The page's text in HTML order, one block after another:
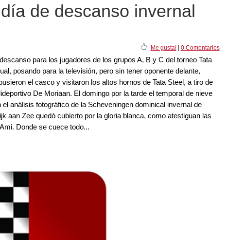
de descanso invernal
Me gusta!| 0 Comentarios
para los jugadores de los grupos A, B y C del torneo Tata
posando para la televisión, pero sin tener oponente delante,
el casco y visitaron los altos hornos de Tata Steel, a tiro de
De Moriaan. El domingo por la tarde el temporal de nieve
análisis fotográfico de la Scheveningen dominical invernal de
aan Zee quedó cubierto por la gloria blanca, como atestiguan las
Donde se cuece todo...